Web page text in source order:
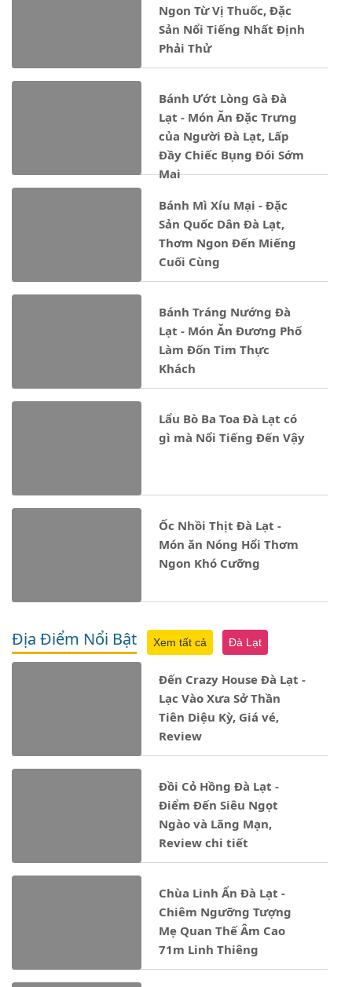
Ngon Từ Vị Thuốc, Đặc
Sản Nổi Tiếng Nhất Định
Phải Thử
Bánh Ướt Lòng Gà Đà
Lạt - Món Ăn Đặc Trưng
của Người Đà Lạt, Lấp
Đầy Chiếc Bụng Đói Sớm
Mai
Bánh Mì Xíu Mại - Đặc
Sản Quốc Dân Đà Lạt,
Thơm Ngon Đến Miếng
Cuối Cùng
Bánh Tráng Nướng Đà
Lạt - Món Ăn Đương Phố
Làm Đốn Tim Thực
Khách
Lẩu Bò Ba Toa Đà Lạt có
gì mà Nổi Tiếng Đến Vậy
Ốc Nhồi Thịt Đà Lạt -
Món ăn Nóng Hổi Thơm
Ngon Khó Cưỡng
Địa Điểm Nổi Bật Xem tất cả Đà Lạt
Đến Crazy House Đà Lạt -
Lạc Vào Xưa Sở Thần
Tiên Diệu Kỳ, Giá vé,
Review
Đồi Cỏ Hồng Đà Lạt -
Điểm Đến Siêu Ngọt
Ngào và Lãng Mạn,
Review chi tiết
Chùa Linh Ẩn Đà Lạt -
Chiêm Ngưỡng Tượng
Mẹ Quan Thế Âm Cao
71m Linh Thiêng